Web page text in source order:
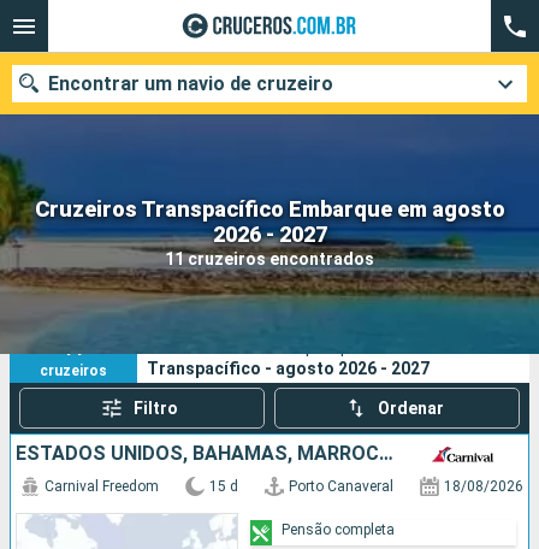
Cruzeiros Transpacífico Embarque em agosto
2026 - 2027
11 cruzeiros encontrados
Encontrar um navio de cruzeiro
Quando ir?
Data de partida
Cidades
Pesquisar
11
cruzeiros
Transpacífico - agosto 2026 - 2027
Filtro Ordenar
ESTADOS UNIDOS, BAHAMAS, MARROCOS, ESPANHA
Carnival Freedom 15 d Porto Canaveral 18/08/2026
Pensão completa